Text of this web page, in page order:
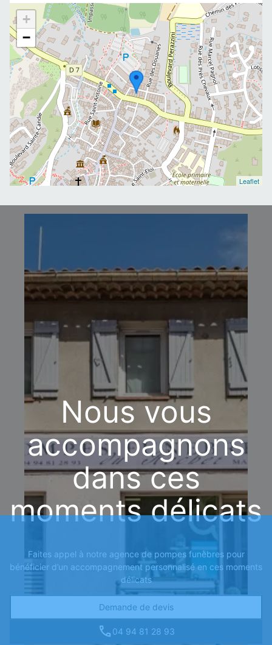
+
−
Leaflet
Nous vous
accompagnons
dans ces
moments délicats
Faites appel à notre agence de pompes funèbres pour
bénéficier d’un accompagnement personnalisé en ces moments
délicats
Demande de devis
04 94 81 28 93